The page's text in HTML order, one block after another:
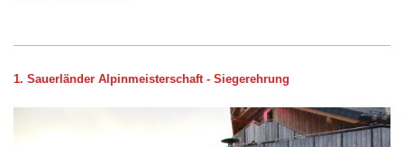
1. Sauerländer Alpinmeisterschaft - Siegerehrung